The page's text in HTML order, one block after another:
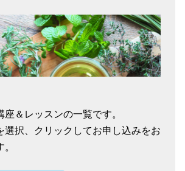
＆レッスンの一覧です。
選択、クリックしてお申し込みをお